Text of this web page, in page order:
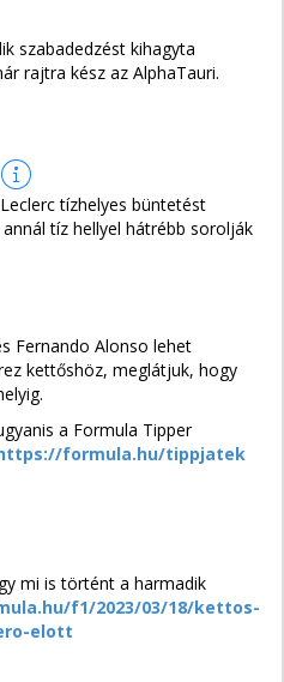
szabadedzést kihagyta
rajtra kész az AlphaTauri.
tízhelyes büntetést
tíz hellyel hátrébb sorolják
Fernando Alonso lehet
kettőshöz, meglátjuk, hogy
a Formula Tipper
formula.hu/tippjatek
mi is történt a harmadik
f1/2023/03/18/kettos-
elott